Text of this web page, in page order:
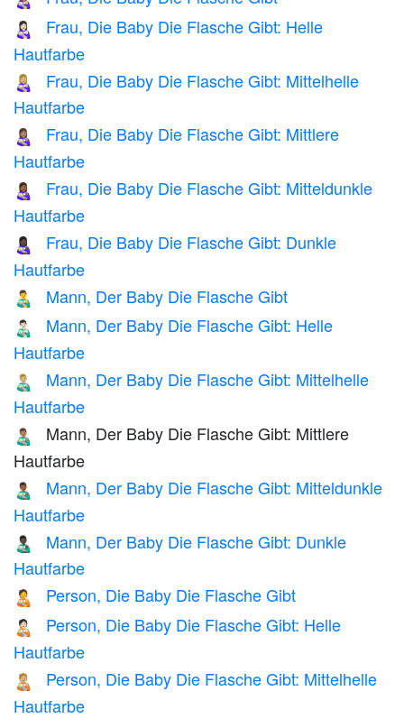
👩🏻‍🍼
Frau, Die Baby Die Flasche Gibt: Helle
Hautfarbe
👩🏼‍🍼
Frau, Die Baby Die Flasche Gibt: Mittelhelle
Hautfarbe
👩🏽‍🍼
Frau, Die Baby Die Flasche Gibt: Mittlere
Hautfarbe
👩🏾‍🍼
Frau, Die Baby Die Flasche Gibt: Mitteldunkle
Hautfarbe
👩🏿‍🍼
Frau, Die Baby Die Flasche Gibt: Dunkle
Hautfarbe
👨‍🍼 Mann, Der Baby Die Flasche Gibt
👨🏻‍🍼
Mann, Der Baby Die Flasche Gibt: Helle
Hautfarbe
👨🏼‍🍼
Mann, Der Baby Die Flasche Gibt: Mittelhelle
Hautfarbe
👨🏽‍🍼
Mann, Der Baby Die Flasche Gibt: Mittlere
Hautfarbe
👨🏾‍🍼
Mann, Der Baby Die Flasche Gibt: Mitteldunkle
Hautfarbe
👨🏿‍🍼
Mann, Der Baby Die Flasche Gibt: Dunkle
Hautfarbe
🧑‍🍼 Person, Die Baby Die Flasche Gibt
🧑🏻‍🍼
Person, Die Baby Die Flasche Gibt: Helle
Hautfarbe
🧑🏼‍🍼
Person, Die Baby Die Flasche Gibt: Mittelhelle
Hautfarbe